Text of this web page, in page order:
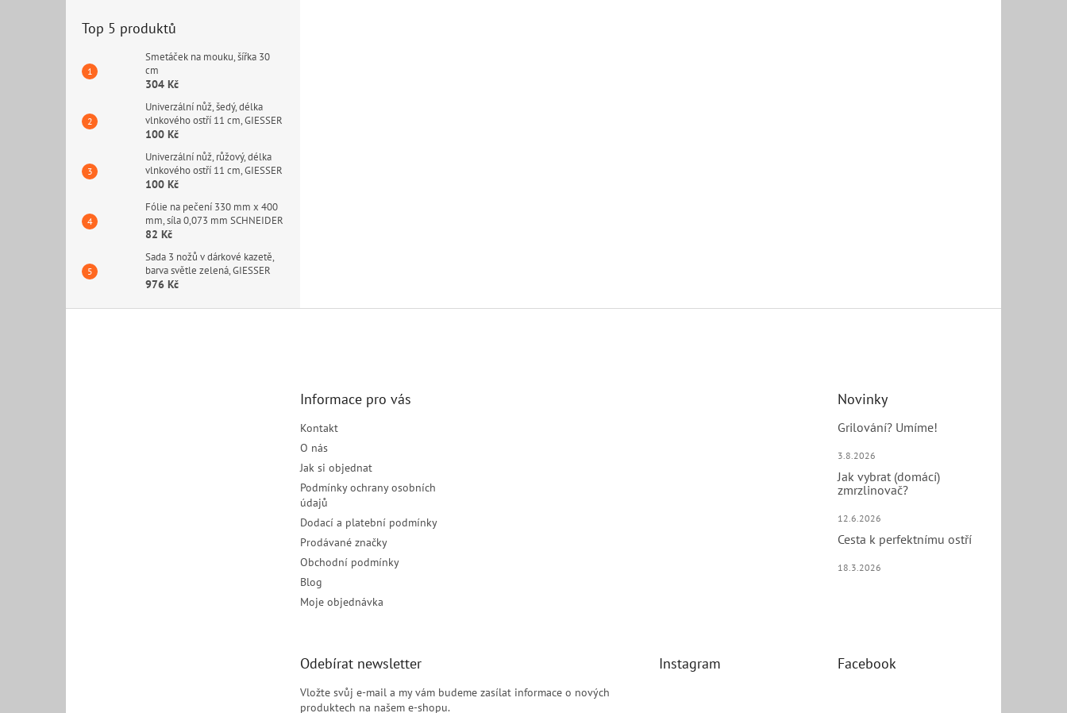
Top 5 produktů
Smetáček na mouku, šířka 30
cm
304 Kč
Univerzální nůž, šedý, délka
vlnkového ostří 11 cm, GIESSER
100 Kč
Univerzální nůž, růžový, délka
vlnkového ostří 11 cm, GIESSER
100 Kč
Fólie na pečení 330 mm x 400
mm, síla 0,073 mm SCHNEIDER
82 Kč
Sada 3 nožů v dárkové kazetě,
barva světle zelená, GIESSER
976 Kč
Informace pro vás
Kontakt
O nás
Jak si objednat
Podmínky ochrany osobních
údajů
Dodací a platební podmínky
Prodávané značky
Obchodní podmínky
Blog
Moje objednávka
Novinky
Grilování? Umíme!
3.8.2026
Jak vybrat (domácí)
zmrzlinovač?
12.6.2026
Cesta k perfektnímu ostří
18.3.2026
Odebírat newsletter
Vložte svůj e-mail a my vám budeme zasílat informace o nových
produktech na našem e-shopu.
Instagram Facebook